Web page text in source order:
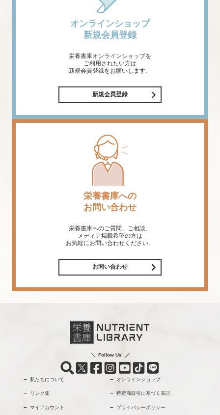
オンラインショップ
新規会員登録
栄養書庫オンラインショップを
ご利用されたい方は
新規会員登録をお願いします。
新規会員登録
栄養書庫への
お問い合わせ
栄養書庫へのご質問、ご相談、
メディア掲載希望の方は
お気軽にお問い合わせください。
お問い合わせ
Follow Us
私たちについて オンラインショップ
リンク集 特定商取引に基づく表記
マイアカウント プライバシーポリシー